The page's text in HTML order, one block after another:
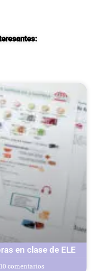
en clase de ELE
10 comentarios
PáginaPágina